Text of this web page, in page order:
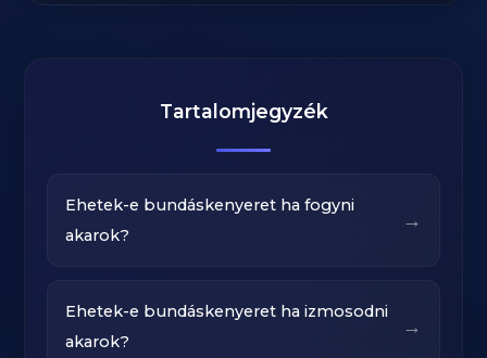
Tartalomjegyzék
Ehetek-e bundáskenyeret ha fogyni
akarok?
→
Ehetek-e bundáskenyeret ha izmosodni
akarok?
→